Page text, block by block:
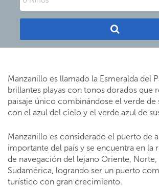
Manzanillo es llamado la Esmeralda del
brillantes playas con tonos dorados que
paisaje único combinándose el verde de
con el azul del cielo y el verde azul de
Manzanillo es considerado el puerto de
importante del país y se encuentra en la
de navegación del lejano Oriente,
Sudamérica, logrando ser un puerto
turístico con gran crecimiento.